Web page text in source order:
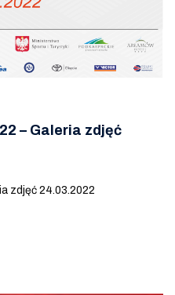
– Galeria zdjęć
zdjęć 24.03.2022